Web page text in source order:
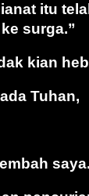
itu
surga.”
kian
Tuhan,